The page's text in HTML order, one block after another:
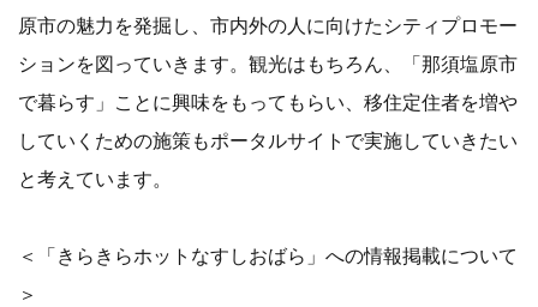
原市の魅力を発掘し、市内外の人に向けたシティプロモー
ションを図っていきます。観光はもちろん、「那須塩原市
で暮らす」ことに興味をもってもらい、移住定住者を増や
していくための施策もポータルサイトで実施していきたい
と考えています。
＜「きらきらホットなすしおばら」への情報掲載について
＞